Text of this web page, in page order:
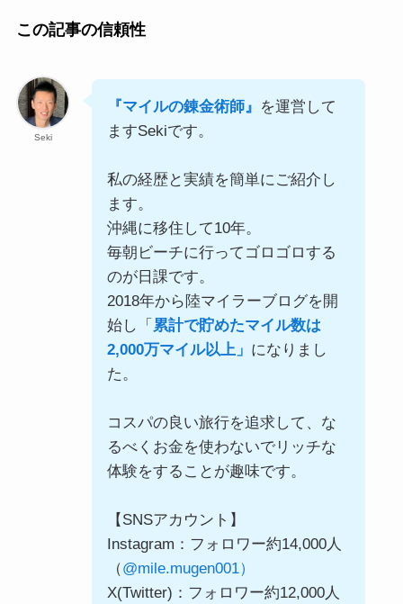
この記事の信頼性
Seki
『マイルの錬金術師』 を運営して
ますSekiです。
私の経歴と実績を簡単にご紹介し
ます。
沖縄に移住して10年。
毎朝ビーチに行ってゴロゴロする
のが日課です。
2018年から陸マイラーブログを開
始し「 累計で貯めたマイル数は
2,000万マイル以上」 になりまし
た。
コスパの良い旅行を追求して、な
るべくお金を使わないでリッチな
体験をすることが趣味です。
【SNSアカウント】
Instagram：フォロワー約14,000人
（@mile.mugen001）
X(Twitter)：フォロワー約12,000人